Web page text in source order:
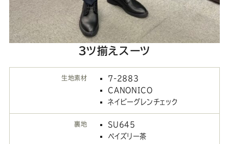
3ツ揃えスーツ
生地素材
7-2883
CANONICO
ネイビーグレンチェック
裏地
SU645
ペイズリー茶